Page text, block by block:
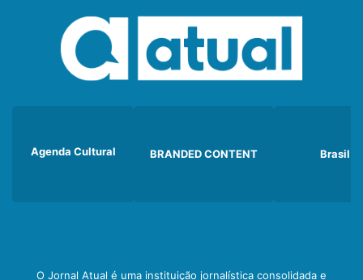
Agenda Cultural BRANDED CONTENT Brasil
O Jornal Atual é uma instituição jornalística consolidada e